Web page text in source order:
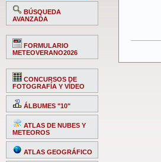
BÚSQUEDA
AVANZADA
FORMULARIO
METEOVERANO2026
CONCURSOS DE
FOTOGRAFÍA Y VÍDEO
ÁLBUMES "10"
ATLAS DE NUBES Y
METEOROS
ATLAS GEOGRÁFICO